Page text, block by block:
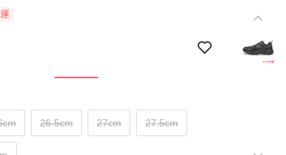
26.5cm 27cm 27.5cm